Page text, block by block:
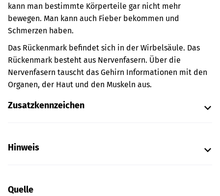
kann man bestimmte Körperteile gar nicht mehr
bewegen. Man kann auch Fieber bekommen und
Schmerzen haben.
Das Rückenmark befindet sich in der Wirbelsäule. Das
Rückenmark besteht aus Nervenfasern. Über die
Nervenfasern tauscht das Gehirn Informationen mit den
Organen, der Haut und den Muskeln aus.
Zusatzkennzeichen
Hinweis
Quelle